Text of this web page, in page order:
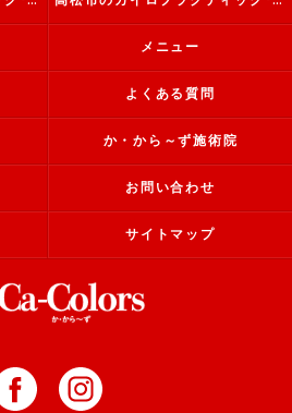
メニュー
よくある質問
か・から～ず施術院
お問い合わせ
サイトマップ